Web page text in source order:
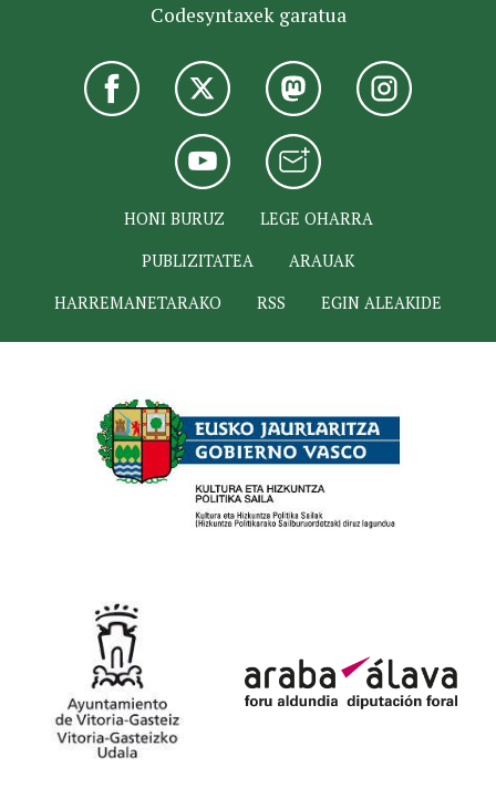
Codesyntaxek garatua
HONI BURUZ
LEGE OHARRA
PUBLIZITATEA
ARAUAK
HARREMANETARAKO
RSS EGIN ALEAKIDE